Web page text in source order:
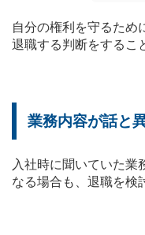
自分の権利を守るため
退職する判断をするこ
業務内容が話と
入社時に聞いていた業
なる場合も、退職を検